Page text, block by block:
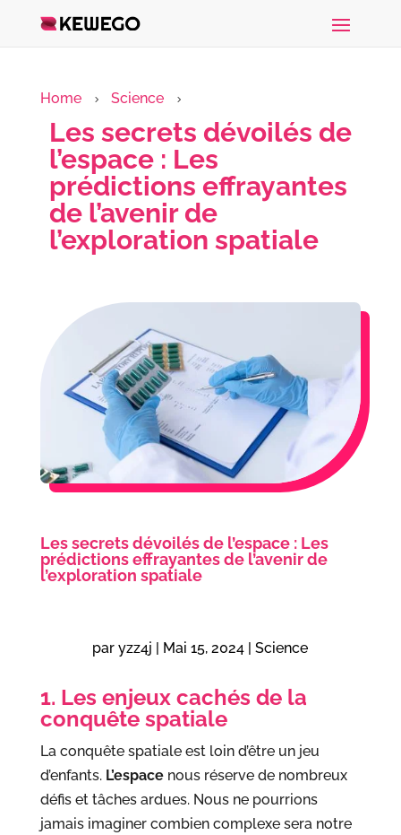
Home 5 Science 5
Les secrets dévoilés de
l’espace : Les
prédictions effrayantes
de l’avenir de
l’exploration spatiale
Les secrets dévoilés de l’espace : Les
prédictions effrayantes de l’avenir de
l’exploration spatiale
paryzz4j | Mai 15, 2024 |Science
1. Les enjeux cachés de la
conquête spatiale
La conquête spatiale est loin d’être un jeu
d’enfants. L’espacenous réserve de nombreux
défis et tâches ardues. Nous ne pourrions
jamais imaginer combien complexe sera notre